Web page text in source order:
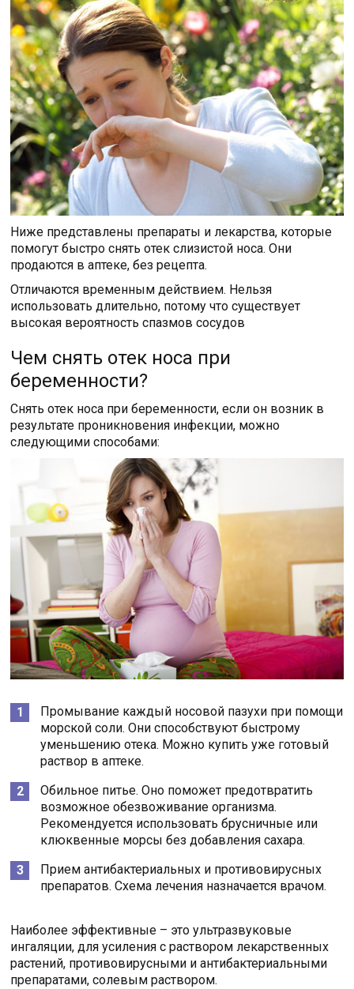
Ниже представлены препараты и лекарства, которые
помогут быстро снять отек слизистой носа. Они
продаются в аптеке, без рецепта.
Отличаются временным действием. Нельзя
использовать длительно, потому что существует
высокая вероятность спазмов сосудов
Чем снять отек носа при
беременности?
Снять отек носа при беременности, если он возник в
результате проникновения инфекции, можно
следующими способами:
Промывание каждый носовой пазухи при помощи
морской соли. Они способствуют быстрому
уменьшению отека. Можно купить уже готовый
раствор в аптеке.
Обильное питье. Оно поможет предотвратить
возможное обезвоживание организма.
Рекомендуется использовать брусничные или
клюквенные морсы без добавления сахара.
Прием антибактериальных и противовирусных
препаратов. Схема лечения назначается врачом.
Наиболее эффективные – это ультразвуковые
ингаляции, для усиления с раствором лекарственных
растений, противовирусными и антибактериальными
препаратами, солевым раствором.